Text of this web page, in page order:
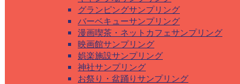
グランピングサンプリング
バーベキューサンプリング
漫画喫茶・ネットカフェサンプリング
映画館サンプリング
娯楽施設サンプリング
神社サンプリング
お祭り・盆踊りサンプリング